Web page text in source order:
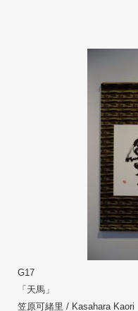
G17
「天馬」
笠原可緒里 / Kasahara Kaori